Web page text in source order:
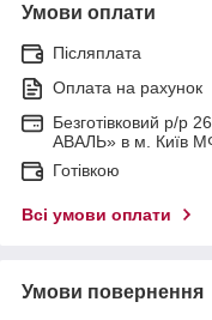
Умови оплати
Післяплата
Оплата на рахунок
Безготівковий р/
АВАЛЬ» в м. Київ
Готівкою
Всі умови оплати
Умови повернення